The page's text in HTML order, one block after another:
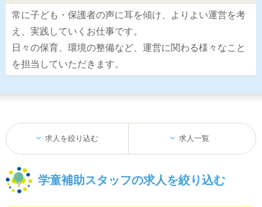
常に子ども・保護者の声に耳を傾け、よりよい運営を考
え、実践していくお仕事です。
日々の保育、環境の整備など、運営に関わる様々なこと
を担当していただきます。
求人を絞り込む 求人一覧
学童補助スタッフの求人を絞り込む